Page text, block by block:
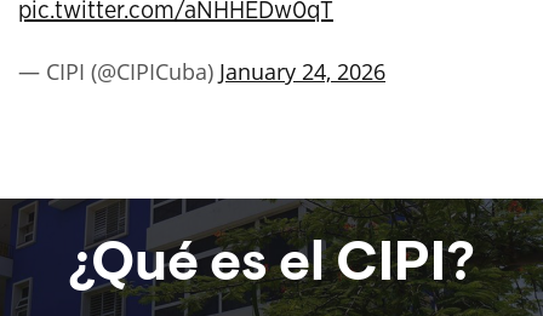
pic.twitter.com/aNHHEDw0qT
— CIPI (@CIPICuba) January 24, 2026
¿Qué es el CIPI?